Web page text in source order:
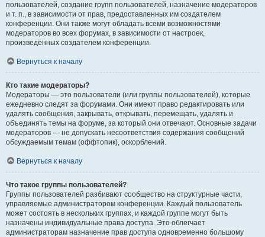
пользователей, создание групп пользователей, назначение модераторов
и т. п., в зависимости от прав, предоставленных им создателем
конференции. Они также могут обладать всеми возможностями
модераторов во всех форумах, в зависимости от настроек,
произведённых создателем конференции.
Вернуться к началу
Кто такие модераторы?
Модераторы — это пользователи (или группы пользователей), которые
ежедневно следят за форумами. Они имеют право редактировать или
удалять сообщения, закрывать, открывать, перемещать, удалять и
объединять темы на форуме, за который они отвечают. Основные задачи
модераторов — не допускать несоответствия содержания сообщений
обсуждаемым темам (оффтопик), оскорблений.
Вернуться к началу
Что такое группы пользователей?
Группы пользователей разбивают сообщество на структурные части,
управляемые администратором конференции. Каждый пользователь
может состоять в нескольких группах, и каждой группе могут быть
назначены индивидуальные права доступа. Это облегчает
администраторам назначение прав доступа одновременно большому